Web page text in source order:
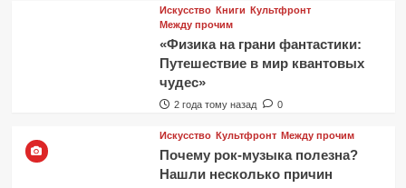
Искусство Книги Культфронт
Между прочим
«Физика на грани фантастики:
Путешествие в мир квантовых
чудес»
2 года тому назад 0
Искусство Культфронт Между прочим
Почему рок-музыка полезна?
Нашли несколько причин